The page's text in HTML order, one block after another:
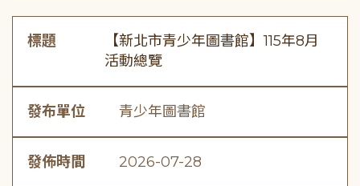
標題
【新北市青少年圖書館】115年8月
活動總覽
發布單位 青少年圖書館
發佈時間 2026-07-28